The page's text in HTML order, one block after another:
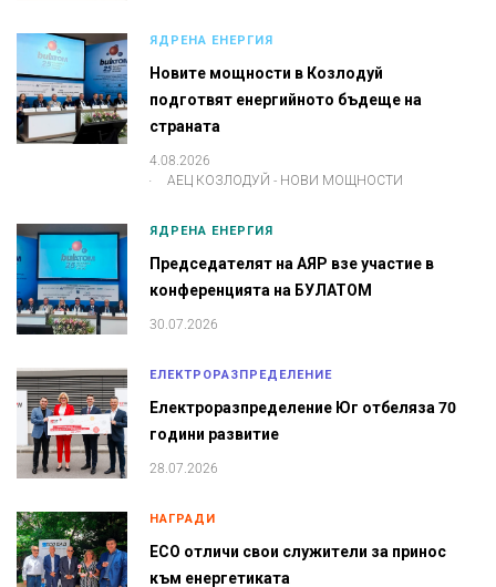
ЯДРЕНА ЕНЕРГИЯ
Новите мощности в Козлодуй
подготвят енергийното бъдеще на
страната
4.08.2026
.
АЕЦ КОЗЛОДУЙ - НОВИ МОЩНОСТИ
ЯДРЕНА ЕНЕРГИЯ
Председателят на АЯР взе участие в
конференцията на БУЛАТОМ
30.07.2026
ЕЛЕКТРОРАЗПРЕДЕЛЕНИЕ
Електроразпределение Юг отбеляза 70
години развитие
28.07.2026
НАГРАДИ
ЕСО отличи свои служители за принос
към енергетиката